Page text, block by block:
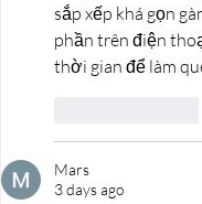
sắp xếp khá gọn
phần trên điện
thời gian để làm
Mars
3 days ago